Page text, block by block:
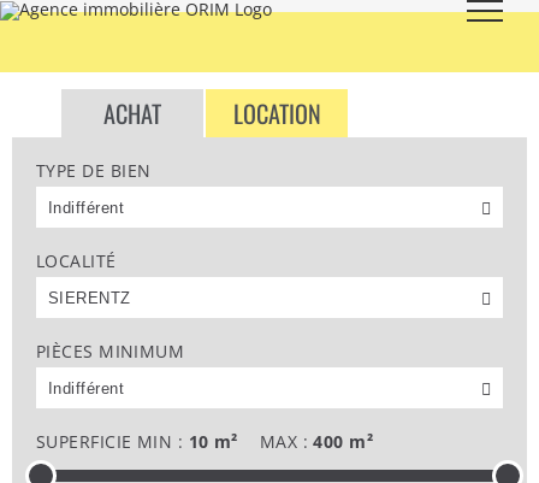
Skip
ACHAT LOCATION
TYPE DE BIEN
LOCALITÉ
PIÈCES MINIMUM
SUPERFICIE MIN : 10 m² MAX :400 m²